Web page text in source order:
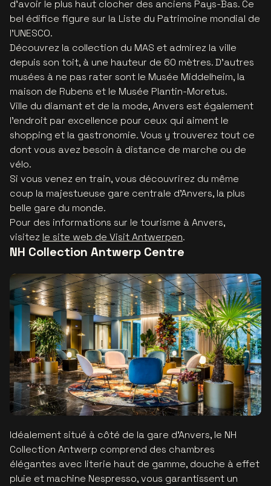
d'avoir le plus haut clocher des anciens Pays-Bas. Ce
bel édifice figure sur la Liste du Patrimoine mondial de
l’UNESCO.
Découvrez la collection du MAS et admirez la ville
depuis son toit, à une hauteur de 60 mètres. D’autres
musées à ne pas rater sont le Musée Middelheim, la
maison de Rubens et le Musée Plantin-Moretus.
Ville du diamant et de la mode, Anvers est également
l'endroit par excellence pour ceux qui aiment le
shopping et la gastronomie. Vous y trouverez tout ce
dont vous avez besoin à distance de marche ou de
vélo.
Si vous venez en train, vous découvrirez du même
coup la majestueuse gare centrale d’Anvers, la plus
belle gare du monde.
Pour des informations sur le tourisme à Anvers,
visitez le site web de Visit Antwerpen.
NH Collection Antwerp Centre
Idéalement situé à côté de la gare d’Anvers, le NH
Collection Antwerp comprend des chambres
élégantes avec literie haut de gamme, douche à effet
pluie et machine Nespresso, vous garantissent un